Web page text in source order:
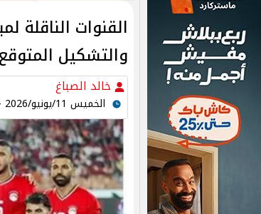
القنوات الناقلة
والتشكيل
خالد الصباغ
الخميس 11/يونيو/2026 - 09:30 ص